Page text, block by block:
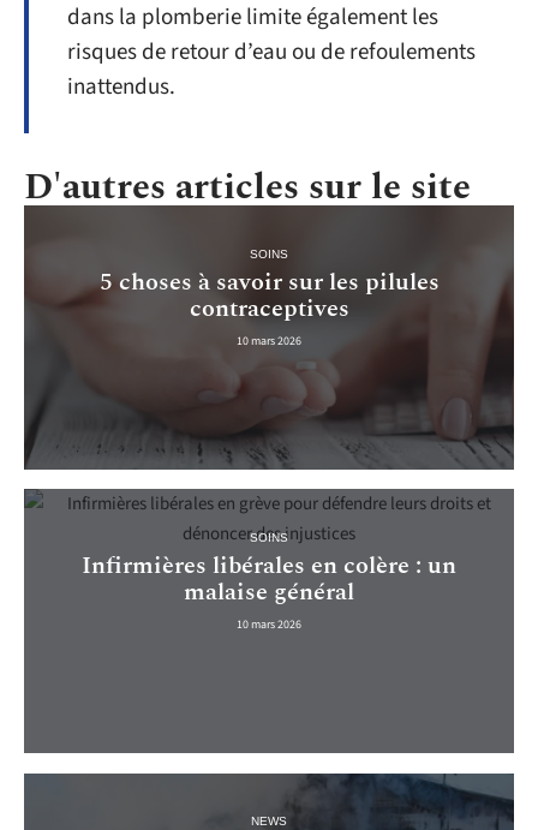
dans la plomberie limite également les
risques de retour d’eau ou de refoulements
inattendus.
D'autres articles sur le site
SOINS
5 choses à savoir sur les pilules
contraceptives
10 mars 2026
SOINS
Infirmières libérales en colère : un
malaise général
10 mars 2026
NEWS